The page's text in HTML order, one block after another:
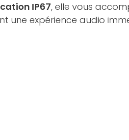
IP67, elle vous
une expérience audio